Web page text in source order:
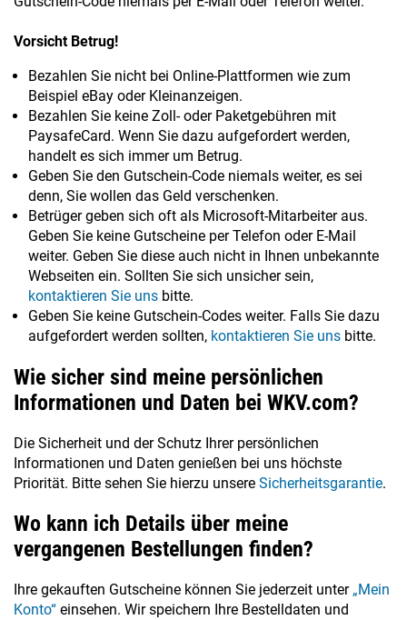
Vorsicht Betrug!
Bezahlen Sie nicht bei Online-Plattformen wie zum
Beispiel eBay oder Kleinanzeigen.
Bezahlen Sie keine Zoll- oder Paketgebühren mit
PaysafeCard. Wenn Sie dazu aufgefordert werden,
handelt es sich immer um Betrug.
Geben Sie den Gutschein-Code niemals weiter, es sei
denn, Sie wollen das Geld verschenken.
Betrüger geben sich oft als Microsoft-Mitarbeiter aus.
Geben Sie keine Gutscheine per Telefon oder E-Mail
weiter. Geben Sie diese auch nicht in Ihnen unbekannte
Webseiten ein. Sollten Sie sich unsicher sein,
kontaktieren Sie uns bitte.
Geben Sie keine Gutschein-Codes weiter. Falls Sie dazu
aufgefordert werden sollten, kontaktieren Sie uns bitte.
Wie sicher sind meine persönlichen
Informationen und Daten bei WKV.com?
Die Sicherheit und der Schutz Ihrer persönlichen
Informationen und Daten genießen bei uns höchste
Priorität. Bitte sehen Sie hierzu unsere Sicherheitsgarantie.
Wo kann ich Details über meine
vergangenen Bestellungen finden?
Ihre gekauften Gutscheine können Sie jederzeit unter „Mein
Konto“ einsehen. Wir speichern Ihre Bestelldaten und